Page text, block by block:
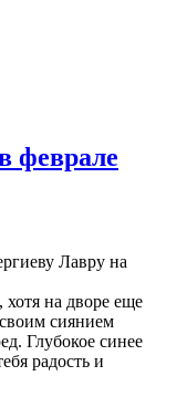
феврале
Лавру на
на дворе еще
сиянием
Глубокое синее
радость и